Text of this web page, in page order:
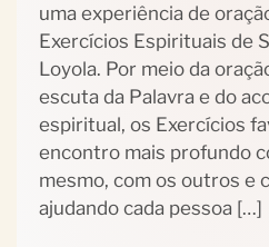
uma experiência de
Exercícios Espirituais de
Loyola. Por meio da
escuta da Palavra e do
espiritual, os Exercícios
encontro mais profundo
mesmo, com os outros e
ajudando cada pessoa […]